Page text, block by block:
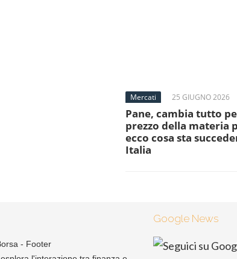
Mercati 25 GIUGNO 2026
Pane, cambia tutto
prezzo della materia
ecco cosa sta
Italia
Google News